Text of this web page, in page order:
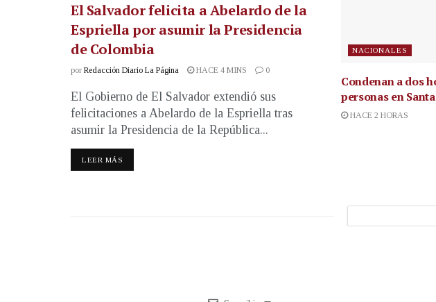
El Salvador felicita a Abelardo de la
Espriella por asumir la Presidencia
de Colombia
por Redacción Diario La Página HACE 4 MINS 0
El Gobierno de El Salvador extendió sus
felicitaciones a Abelardo de la Espriella tras
asumir la Presidencia de la República...
LEER MÁS
NACIONALES
Condenan a dos
personas en
HACE 2 HORAS